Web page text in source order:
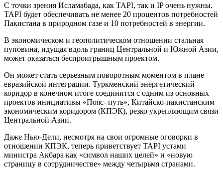
С точки зрения Исламабада, как TAPI, так и IP очень нужны.
TAPI будет обеспечивать не менее 20 процентов потребностей
Пакистана в природном газе и 10 потребностей в энергии.
В экономическом и геополитическом отношении стальная
пуповина, идущая вдоль границ Центральной и Южной Азии,
может оказаться беспроигрышным проектом.
Он может стать серьезным поворотным моментом в плане
евразийской интеграции. Туркменский энергетический
коридор в конечном итоге соединится с одним из основных
проектов инициативы «Пояс- путь», Китайско-пакистанским
экономическим коридором (КПЭК), резко укрепляющим связи
Центральной Азии.
Даже Нью-Дели, несмотря на свои огромные оговорки в
отношении КПЭК, теперь приветствует TAPI устами
министра Акбара как «символ наших целей» и «новую
страницу в сотрудничестве» между четырьмя странами.